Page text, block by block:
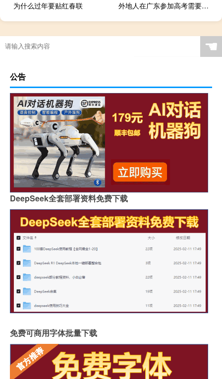
为什么过年要贴红春联
外地人在广东参加高考需要什么条件
☚
公告
DeepSeek全套部署资料免费下载
免费可商用字体批量下载